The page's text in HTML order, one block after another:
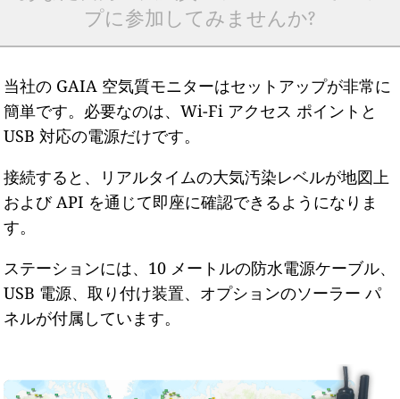
プに参加してみませんか?
当社の GAIA 空気質モニターはセットアップが非常に
簡単です。必要なのは、Wi-Fi アクセス ポイントと
USB 対応の電源だけです。
接続すると、リアルタイムの大気汚染レベルが地図上
および API を通じて即座に確認できるようになりま
す。
ステーションには、10 メートルの防水電源ケーブル、
USB 電源、取り付け装置、オプションのソーラー パ
ネルが付属しています。